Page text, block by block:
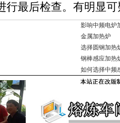
行最后检查。有明显
影响中频电炉
金属加热炉
选择圆钢加热
钢棒感应加热
如何选择中频